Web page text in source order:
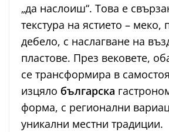
„да наслоиш“. Това е
текстура на ястието – меко,
дебело, с наслагване на
пластове. През вековете,
се трансформира в
изцяло българска
форма, с регионални
уникални местни традиции.